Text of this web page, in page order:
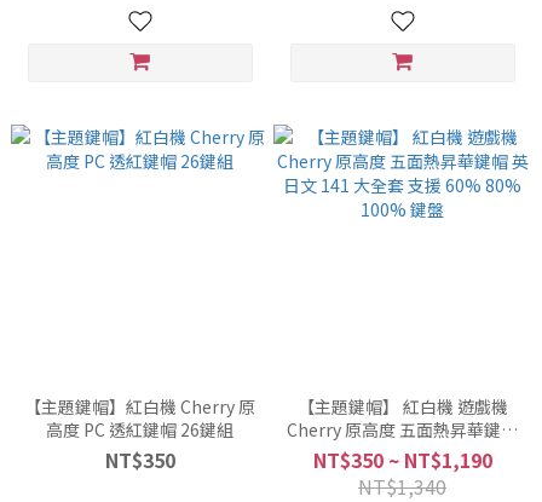
【主題鍵帽】紅白機 Cherry 原
高度 PC 透紅鍵帽 26鍵組
NT$350
【主題鍵帽】 紅白機 遊戲機
Cherry 原高度 五面熱昇華鍵帽
英日文 141 大全套 支援 60%
80% 100% 鍵盤
NT$350 ~ NT$1,190
NT$1,340